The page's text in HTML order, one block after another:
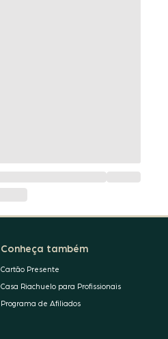
Conheça também
Cartão Presente
Casa Riachuelo para Profissionais
Programa de Afiliados